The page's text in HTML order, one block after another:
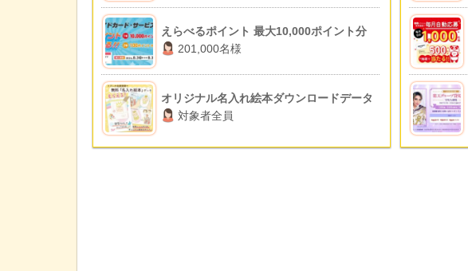
えらべるポイント 最大10,000ポイント分
201,000名様
オリジナル名入れ絵本ダウンロードデータ
対象者全員